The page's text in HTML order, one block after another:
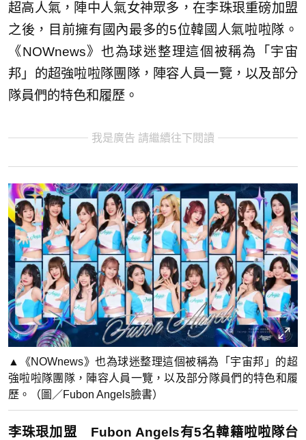
超高人氣，陣中人氣女神眾多，在李珠珢重磅加盟
之後，目前擁有國內最多的5位韓國人氣啦啦隊。
《NOWnews》也為球迷整理這個被稱為「宇宙
邦」的超強啦啦隊團隊，陣容人員一覽，以及部分
隊員們的特色和履歷。
我是廣告 請繼續往下閱讀
▲《NOWnews》也為球迷整理這個被稱為「宇宙邦」的超
強啦啦隊團隊，陣容人員一覽，以及部分隊員們的特色和履
歷。（圖／Fubon Angels臉書）
李珠珢加盟 Fubon Angels有5名韓籍啦啦隊台